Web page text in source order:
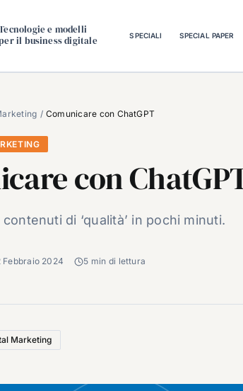
e modelli
il business digitale
SPECIALI SPECIAL PAPER
Comunicare con ChatGPT
con
di ‘qualità’ in pochi minuti.
Febbraio 2024 5 min di lettura
Marketing